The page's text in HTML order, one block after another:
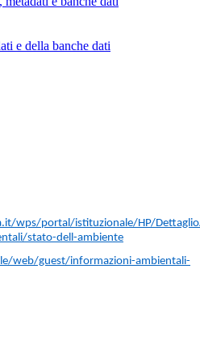
e della banche dati
wps/portal/istituzionale/HP/
stato-dell-ambiente
web/guest/informazioni-ambientali-